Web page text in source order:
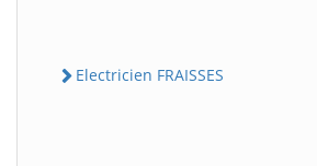
Electricien FRAISSES